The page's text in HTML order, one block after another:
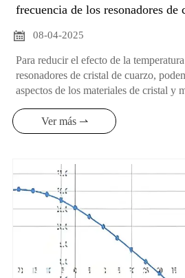
frecuencia de los resonadores de

08-04-2025
Para reducir el efecto de la
resonadores de cristal de cuarzo,
aspectos de los materiales de cristal y
etc. A continuación se presenta una
Ver más ⇀